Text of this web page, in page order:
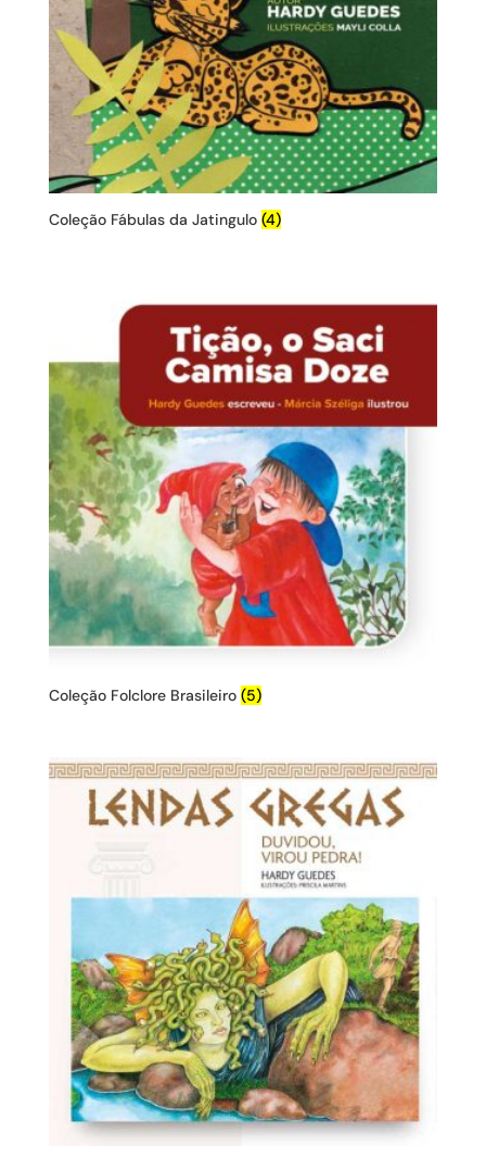
Coleção Fábulas da Jatingulo (4)
Coleção Folclore Brasileiro (5)